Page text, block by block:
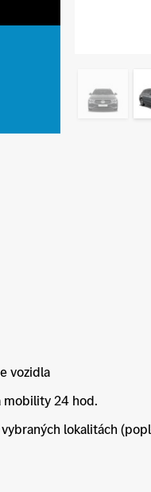
vozidla
mobility 24 hod.
lokalitách